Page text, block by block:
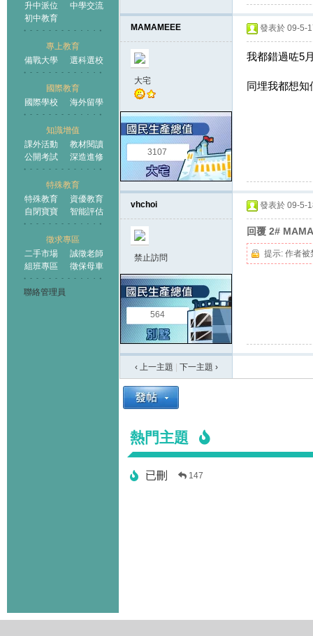
升中派位
中學交流
初中教育
專上教育
備戰大學
選科選校
國際教育
國際學校
海外留學
知識增值
課外活動
教材閱讀
公開考試
深造進修
特殊教育
特殊教育
資優教育
自閉寶寶
智能評估
徵求專區
二手市場
誠徵老師
組班專區
徵保母車
聯絡管理員
MAMAMEEE
大宅
3107
發表於 09-5-
我都錯過咗5
同埋我都想知
vhchoi
禁止訪問
564
發表於 09-5-
回覆 2#
提示: 作者被
‹ 上一主題 下一主題 ›
熱門主題
已刪 147